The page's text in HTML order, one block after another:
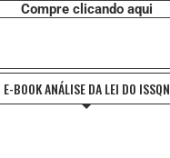
Compre clicando aqui
E-BOOK ANÁLISE DA LEI DO ISSQN